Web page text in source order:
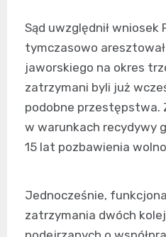
Sąd uwzględnił wniosek
tymczasowo
jaworskiego na okres
zatrzymani byli już
podobne przestępstwa.
w warunkach recydywy
15 lat pozbawienia
Jednocześnie,
zatrzymania dwóch